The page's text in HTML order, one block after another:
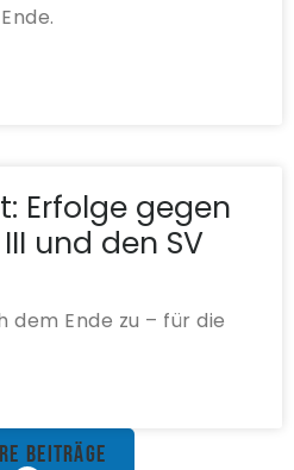
Erfolge gegen
und den SV
dem Ende zu – für die
Beiträge